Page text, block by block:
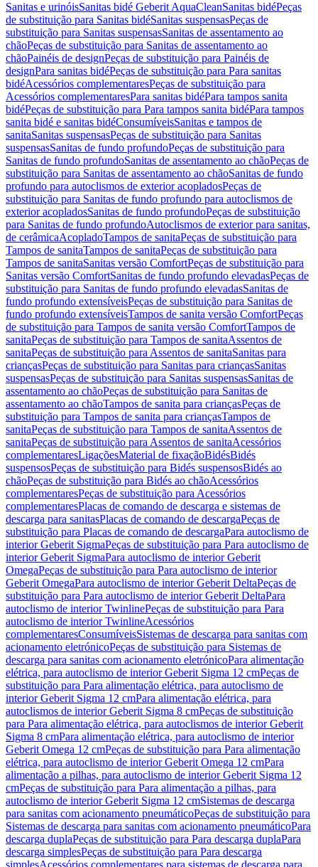
Sanitas e urinóisSanitas bidé Geberit AquaCleanSanitas bidéPeças
de substituição para Sanitas bidéSanitas suspensasPeças de
substituição para Sanitas suspensasSanitas de assentamento ao
chãoPeças de substituição para Sanitas de assentamento ao
chãoPainéis de designPeças de substituição para Painéis de
designPara sanitas bidéPeças de substituição para Para sanitas
bidéAcessórios complementaresPeças de substituição para
Acessórios complementaresPara sanitas bidéPara tampos sanita
bidéPeças de substituição para Para tampos sanita bidéPara tampos
sanita bidé e sanitas bidéConsumíveisSanitas e tampos de
sanitaSanitas suspensasPeças de substituição para Sanitas
suspensasSanitas de fundo profundoPeças de substituição para
Sanitas de fundo profundoSanitas de assentamento ao chãoPeças de
substituição para Sanitas de assentamento ao chãoSanitas de fundo
profundo para autoclismos de exterior acopladosPeças de
substituição para Sanitas de fundo profundo para autoclismos de
exterior acopladosSanitas de fundo profundoPeças de substituição
para Sanitas de fundo profundoAutoclismos de exterior para sanitas,
de cerâmicaAcopladoTampos de sanitaPeças de substituição para
Tampos de sanitaTampos de sanitaPeças de substituição para
Tampos de sanitaSanitas versão ComfortPeças de substituição para
Sanitas versão ComfortSanitas de fundo profundo elevadasPeças de
substituição para Sanitas de fundo profundo elevadasSanitas de
fundo profundo extensíveisPeças de substituição para Sanitas de
fundo profundo extensíveisTampos de sanita versão ComfortPeças
de substituição para Tampos de sanita versão ComfortTampos de
sanitaPeças de substituição para Tampos de sanitaAssentos de
sanitaPeças de substituição para Assentos de sanitaSanitas para
criançasPeças de substituição para Sanitas para criançasSanitas
suspensasPeças de substituição para Sanitas suspensasSanitas de
assentamento ao chãoPeças de substituição para Sanitas de
assentamento ao chãoTampos de sanita para criançasPeças de
substituição para Tampos de sanita para criançasTampos de
sanitaPeças de substituição para Tampos de sanitaAssentos de
sanitaPeças de substituição para Assentos de sanitaAcessórios
complementaresLigaçõesMaterial de fixaçãoBidésBidés
suspensosPeças de substituição para Bidés suspensosBidés ao
chãoPeças de substituição para Bidés ao chãoAcessórios
complementaresPeças de substituição para Acessórios
complementaresPlacas de comando de descarga e sistemas de
descarga para sanitasPlacas de comando de descargaPeças de
substituição para Placas de comando de descargaPara autoclismo de
interior Geberit SigmaPeças de substituição para Para autoclismo de
interior Geberit SigmaPara autoclismo de interior Geberit
OmegaPeças de substituição para Para autoclismo de interior
Geberit OmegaPara autoclismo de interior Geberit DeltaPeças de
substituição para Para autoclismo de interior Geberit DeltaPara
autoclismo de interior TwinlinePeças de substituição para Para
autoclismo de interior TwinlineAcessórios
complementaresConsumíveisSistemas de descarga para sanitas com
acionamento eletrónicoPeças de substituição para Sistemas de
descarga para sanitas com acionamento eletrónicoPara alimentação
elétrica, para autoclismo de interior Geberit Sigma 12 cmPeças de
substituição para Para alimentação elétrica, para autoclismo de
interior Geberit Sigma 12 cmPara alimentação elétrica, para
autoclismos de interior Geberit Sigma 8 cmPeças de substituição
para Para alimentação elétrica, para autoclismos de interior Geberit
Sigma 8 cmPara alimentação elétrica, para autoclismo de interior
Geberit Omega 12 cmPeças de substituição para Para alimentação
elétrica, para autoclismo de interior Geberit Omega 12 cmPara
alimentação a pilhas, para autoclismo de interior Geberit Sigma 12
cmPeças de substituição para Para alimentação a pilhas, para
autoclismo de interior Geberit Sigma 12 cmSistemas de descarga
para sanitas com acionamento pneumáticoPeças de substituição para
Sistemas de descarga para sanitas com acionamento pneumáticoPara
descarga duplaPeças de substituição para Para descarga duplaPara
descarga simplesPeças de substituição para Para descarga
simplesAcessórios complementares para sistemas de descarga para